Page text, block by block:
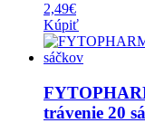
2,49€
Kúpiť
trávenie 20